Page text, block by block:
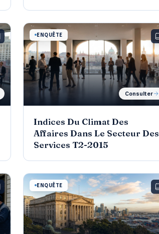
ENQUÊTE
Consulter
Indices Du Climat Des
Affaires Dans Le Secteur Des
Services T2-2015
ENQUÊTE